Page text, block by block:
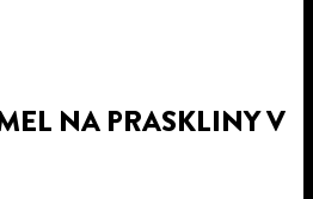
NA PRASKLINY V